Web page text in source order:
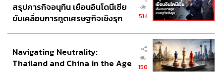
Singapore
ญาญ่า-อุรัสยา เสปอร์บันด์
ณเดชน์ คูกิมิยะ
Destination Samsonite: Voyaging Through Time
สรุปภารกิจอนุทิน เยือนอินโดนีเซีย
ขับเคลื่อนการทูตเศรษฐกิจเชิงรุก
514
Navigating Neutrality:
Thailand and China in the Age
150